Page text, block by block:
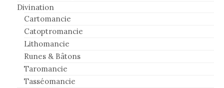
Divination
Cartomancie
Catoptromancie
Lithomancie
Runes & Bâtons
Taromancie
Tasséomancie